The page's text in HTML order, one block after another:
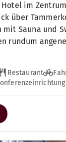
im
über
mit Sauna und
rundum
Restaurant